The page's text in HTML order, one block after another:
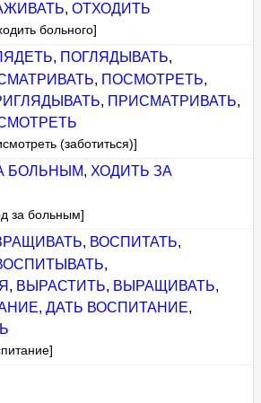
,ОТХОДИТЬ
больного]
, ПОГЛЯДЫВАТЬ,
, ПОСМОТРЕТЬ,
, ПРИСМАТРИВАТЬ,
(заботиться)]
БОЛЬНЫМ, ХОДИТЬ ЗА
за больным]
, ВОСПИТАТЬ,
,
, ВЫРАСТИТЬ, ВЫРАЩИВАТЬ,
,ДАТЬ ВОСПИТАНИЕ,